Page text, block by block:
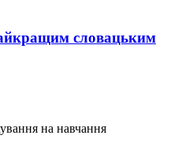
м словацьким
на навчання